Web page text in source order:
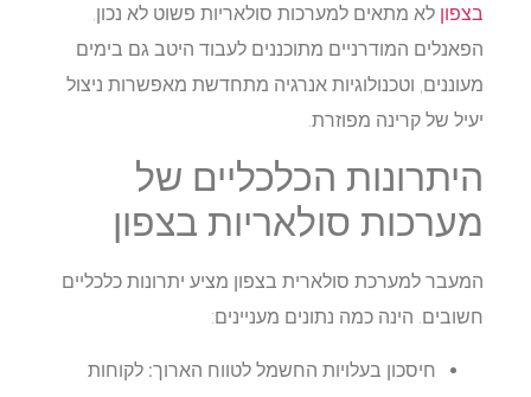
בצפוןלא מתאים למערכות סולאריות פשוט לא נכון.
הפאנלים המודרניים מתוכננים לעבוד היטב גם בימים
מעוננים, וטכנולוגיות אנרגיה מתחדשת מאפשרות ניצול
יעיל של קרינה מפוזרת.
היתרונות הכלכליים של
מערכות סולאריות בצפון
המעבר למערכת סולארית בצפון מציע יתרונות כלכליים
חשובים. הינה כמה נתונים מעניינים:
חיסכון בעלויות החשמל לטווח הארוך:לקוחות